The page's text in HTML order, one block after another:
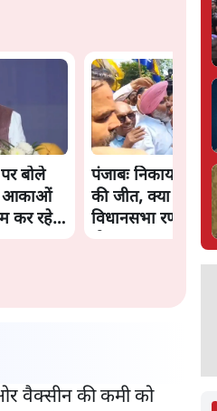
बोले
आकाओं
कर रहे
पंजाबः निकाय चुनाव
की जीत, क्या 2027
विधानसभा रण
वैक्सीन की कमी को